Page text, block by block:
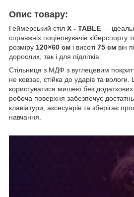
Опис товару:
Геймерський стіл X - TABLE —
справжніх поціновувачів кіберспорту
розміру 120×60 см і висоті 75 см він
дорослих, так і для підлітків.
Стільниця з МДФ з вуглецевим
не ковзає, стійка до ударів та
користуватися мишею без
робоча поверхня забезпечує
клавіатури, аксесуарів та зберігає
навчання.